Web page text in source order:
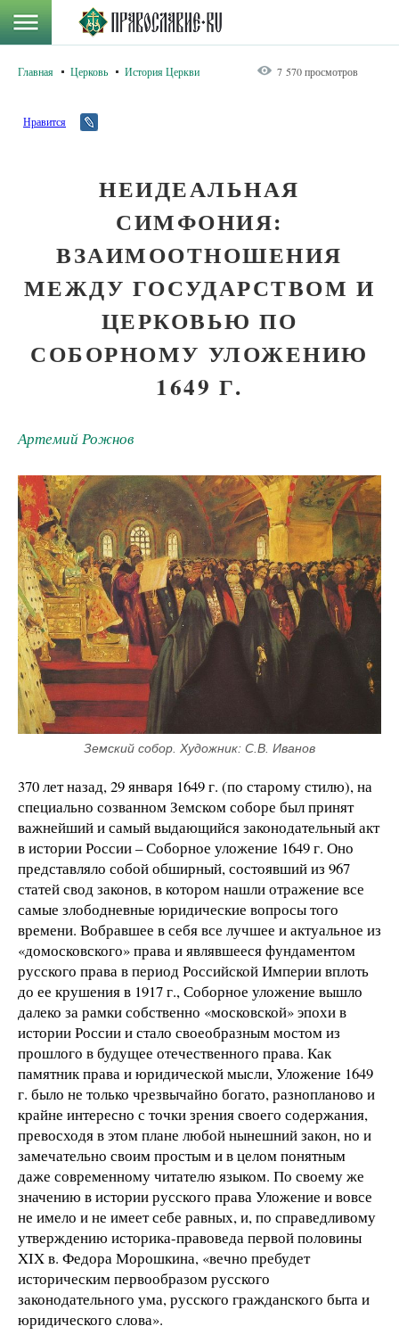
Главная Церковь История Церкви 7 570 просмотров
Нравится
НЕИДЕАЛЬНАЯ
СИМФОНИЯ:
ВЗАИМООТНОШЕНИЯ
МЕЖДУ ГОСУДАРСТВОМ И
ЦЕРКОВЬЮ ПО
СОБОРНОМУ УЛОЖЕНИЮ
1649 Г.
Артемий Рожнов
Земский собор. Художник: С.В. Иванов
370 лет назад, 29 января 1649 г. (по старому стилю), на
специально созванном Земском соборе был принят
важнейший и самый выдающийся законодательный акт
в истории России – Соборное уложение 1649 г. Оно
представляло собой обширный, состоявший из 967
статей свод законов, в котором нашли отражение все
самые злободневные юридические вопросы того
времени. Вобравшее в себя все лучшее и актуальное из
«домосковского» права и являвшееся фундаментом
русского права в период Российской Империи вплоть
до ее крушения в 1917 г., Соборное уложение вышло
далеко за рамки собственно «московской» эпохи в
истории России и стало своеобразным мостом из
прошлого в будущее отечественного права. Как
памятник права и юридической мысли, Уложение 1649
г. было не только чрезвычайно богато, разнопланово и
крайне интересно с точки зрения своего содержания,
превосходя в этом плане любой нынешний закон, но и
замечательно своим простым и в целом понятным
даже современному читателю языком. По своему же
значению в истории русского права Уложение и вовсе
не имело и не имеет себе равных, и, по справедливому
утверждению историка-правоведа первой половины
XIX в. Федора Морошкина, «вечно пребудет
историческим первообразом русского
законодательного ума, русского гражданского быта и
юридического слова».